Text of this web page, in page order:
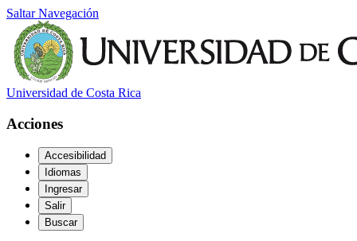
Saltar Navegación
Universidad de Costa Rica
Acciones
Accesibilidad
Idiomas
Ingresar
Salir
Buscar